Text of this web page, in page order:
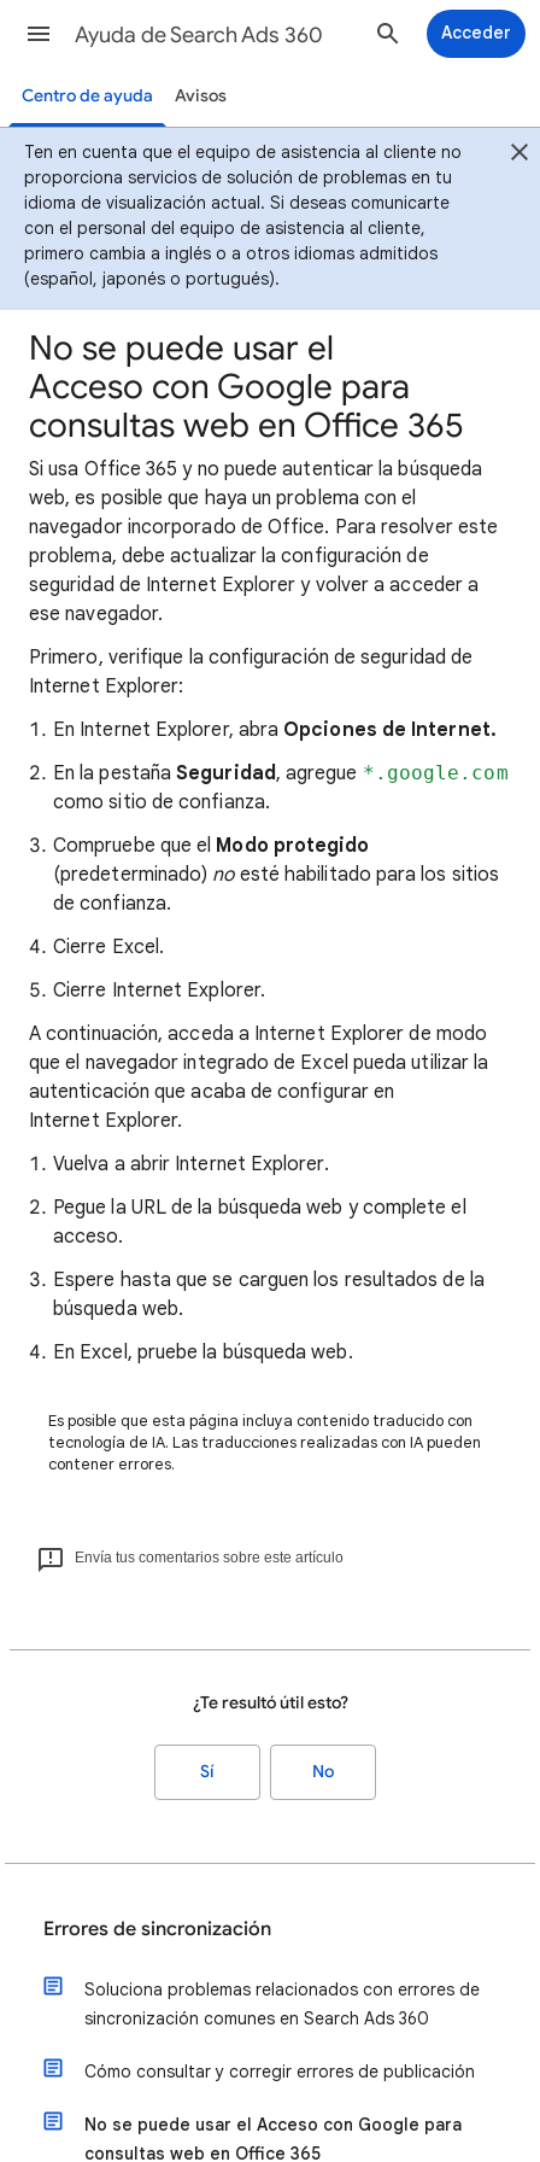
Ayuda de Search Ads 360 Acceder
Centro de ayuda Avisos
Ten en cuenta que el equipo de asistencia al cliente no
proporciona servicios de solución de problemas en tu
idioma de visualización actual. Si deseas comunicarte
con el personal del equipo de asistencia al cliente,
primero cambia a inglés o a otros idiomas admitidos
(español, japonés o portugués).
No se puede usar el
Acceso con Google para
consultas web en Office 365
Si usa Office 365 y no puede autenticar la búsqueda
web, es posible que haya un problema con el
navegador incorporado de Office. Para resolver este
problema, debe actualizar la configuración de
seguridad de Internet Explorer y volver a acceder a
ese navegador.
Primero, verifique la configuración de seguridad de
Internet Explorer:
En Internet Explorer, abra Opciones de Internet.
En la pestañaSeguridad, agregue *.google.com
como sitio de confianza.
Compruebe que el Modo protegido
(predeterminado) noesté habilitado para los sitios
de confianza.
Cierre Excel.
Cierre Internet Explorer.
A continuación, acceda a Internet Explorer de modo
que el navegador integrado de Excel pueda utilizar la
autenticación que acaba de configurar en
Internet Explorer.
Vuelva a abrir Internet Explorer.
Pegue la URL de la búsqueda web y complete el
acceso.
Espere hasta que se carguen los resultados de la
búsqueda web.
En Excel, pruebe la búsqueda web.
Es posible que esta página incluya contenido traducido con
tecnología de IA. Las traducciones realizadas con IA pueden
contener errores.
Envía tus comentarios sobre este artículo
¿Te resultó útil esto?
Sí No
Errores de sincronización
Soluciona problemas relacionados con errores de
sincronización comunes en Search Ads 360
Cómo consultar y corregir errores de publicación
No se puede usar el Acceso con Google para
consultas web en Office 365